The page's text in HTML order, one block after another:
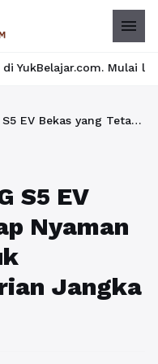
menu
Mulai langkah
Cara Memilih MG S5 EV Bekas yang Tetap Nyaman dan Efisien untuk Penggunaan Harian Jangka Panjang
S5 EV
Nyaman
Jangka